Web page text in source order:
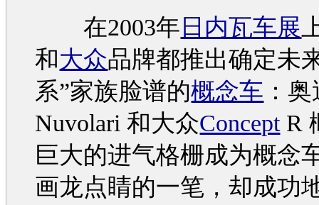
在2003年 日内瓦车展
和大众品牌都推出确定未
系”家族脸谱的概念车 ： 奥
Nuvolari 和大众ConceptR
巨大的进气格栅成为概念
画龙点睛的一笔，却成功